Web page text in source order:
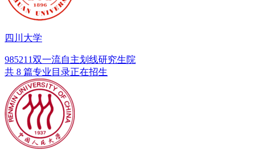
四川大学
985211双一流自主划线研究生院
共 8 篇专业目录正在招生